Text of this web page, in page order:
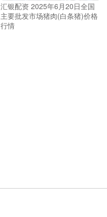
汇银配资 2025年6月20日全国
主要批发市场猪肉(白条猪)价格
行情